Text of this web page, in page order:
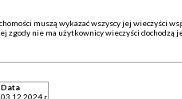
muszą wykazać wszyscy jej wieczyści
zgody nie ma użytkownicy wieczyści dochodzą
Data
03.12.2024 r.